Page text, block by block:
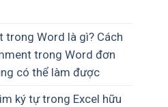
trong Word là gì? Cách
trong Word đơn
có thể làm được
ký tự trong Excel hữu